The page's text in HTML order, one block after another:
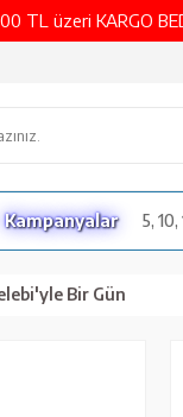
TL üzeri KARGO
Kampanyalar 5, 10,
Bir Gün